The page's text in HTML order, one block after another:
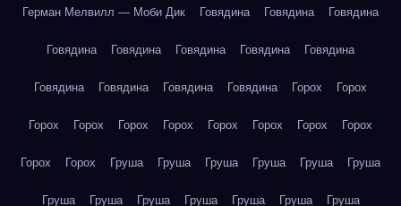
Герман Мелвилл — Моби Дик Говядина Говядина Говядина
Говядина Говядина Говядина Говядина Говядина
Говядина Говядина Говядина Говядина Горох Горох
Горох Горох Горох Горох Горох Горох Горох Горох
Горох Горох Груша Груша Груша Груша Груша Груша
Груша Груша Груша Груша Груша Груша Груша